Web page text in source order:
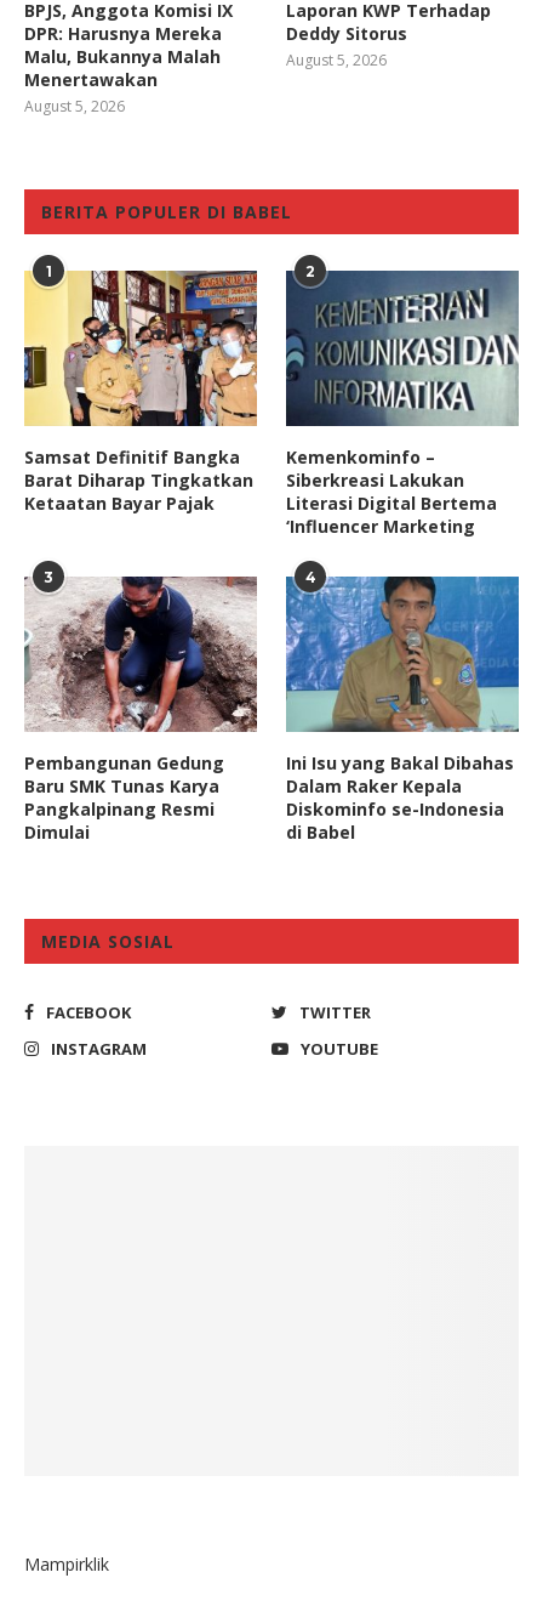
BPJS, Anggota Komisi IX
DPR: Harusnya Mereka
Malu, Bukannya Malah
Menertawakan
August 5, 2026
Laporan KWP Terhadap
Deddy Sitorus
August 5, 2026
BERITA POPULER DI BABEL
1
Samsat Definitif Bangka
Barat Diharap Tingkatkan
Ketaatan Bayar Pajak
2
Kemenkominfo –
Siberkreasi Lakukan
Literasi Digital Bertema
‘Influencer Marketing
3
Pembangunan Gedung
Baru SMK Tunas Karya
Pangkalpinang Resmi
Dimulai
4
Ini Isu yang Bakal Dibahas
Dalam Raker Kepala
Diskominfo se-Indonesia
di Babel
MEDIA SOSIAL
FACEBOOK
TWITTER
INSTAGRAM
YOUTUBE
Mampirklik